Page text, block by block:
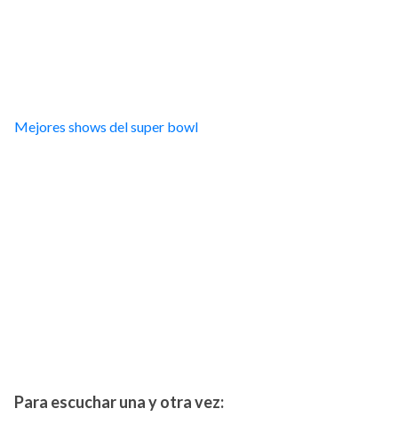
Mejores shows del super bowl
Para escuchar una y otra vez: